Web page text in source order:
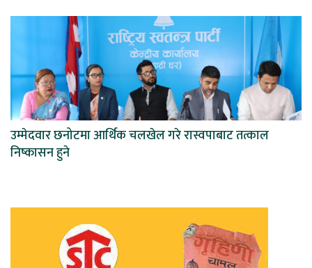
उम्मेदवार छनोटमा आर्थिक चलखेल गरे रास्वपाबाट तत्काल
निष्कासन हुने